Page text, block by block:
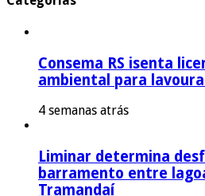
Consema RS isenta
ambiental para
4 semanas atrás
Liminar determina
barramento entre
Tramandaí